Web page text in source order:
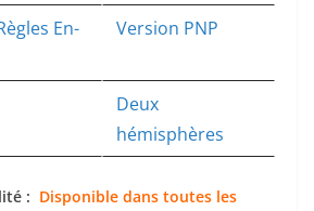
En-
Version PNP
Deux
hémisphères
: Disponible dans toutes les